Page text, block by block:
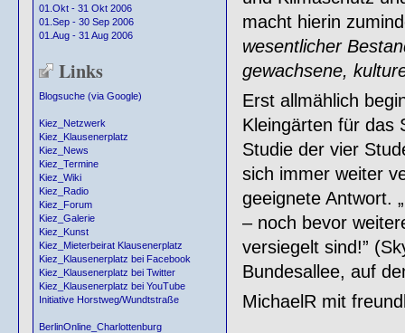
01.Okt - 31 Okt 2006
01.Sep - 30 Sep 2006
01.Aug - 31 Aug 2006
Links
Blogsuche (via Google)
Kiez_Netzwerk
Kiez_Klausenerplatz
Kiez_News
Kiez_Termine
Kiez_Wiki
Kiez_Radio
Kiez_Forum
Kiez_Galerie
Kiez_Kunst
Kiez_Mieterbeirat Klausenerplatz
Kiez_Klausenerplatz bei Facebook
Kiez_Klausenerplatz bei Twitter
Kiez_Klausenerplatz bei YouTube
Initiative Horstweg/Wundtstraße
BerlinOnline_Charlottenburg
macht hierin
wesentlicher
gewachsene,
Erst allmählich
Kleingärten für das
Studie der vier
sich immer weiter
geeignete Antwort.
– noch bevor
versiegelt sind!”
Bundesallee, auf
MichaelR mit